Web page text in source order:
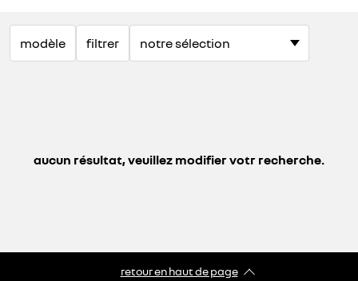
modèle filtrer
aucun résultat, veuillez modifier votr recherche.
retour en haut de page​